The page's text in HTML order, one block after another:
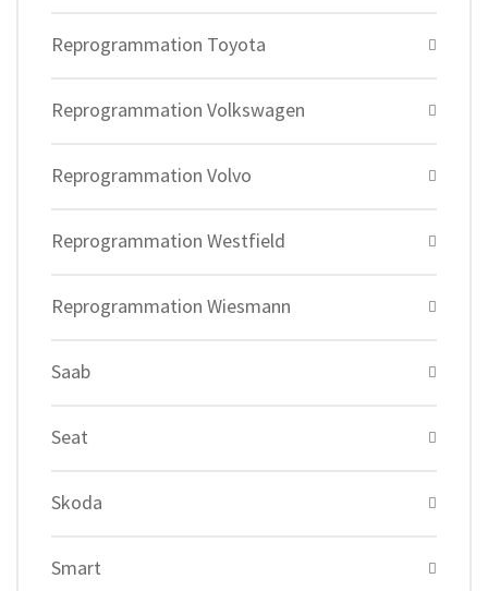
Reprogrammation Toyota
Reprogrammation Volkswagen
Reprogrammation Volvo
Reprogrammation Westfield
Reprogrammation Wiesmann
Saab
Seat
Skoda
Smart